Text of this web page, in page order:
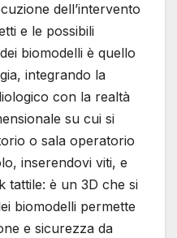
dell’intervento
e le possibili
biomodelli è quello
integrando la
con la realtà
su cui si
o sala operatorio
inserendovi viti, e
tattile: è un 3D che si
biomodelli permette
e sicurezza da